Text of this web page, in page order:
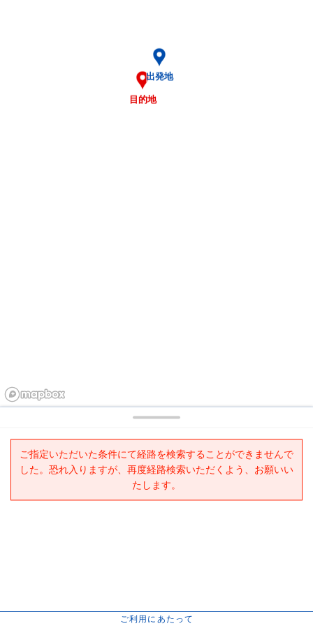
目的地
出発地
ご指定いただいた条件にて経路を検索することができませんで
した。恐れ入りますが、再度経路検索いただくよう、お願いい
たします。
ご利用にあたって